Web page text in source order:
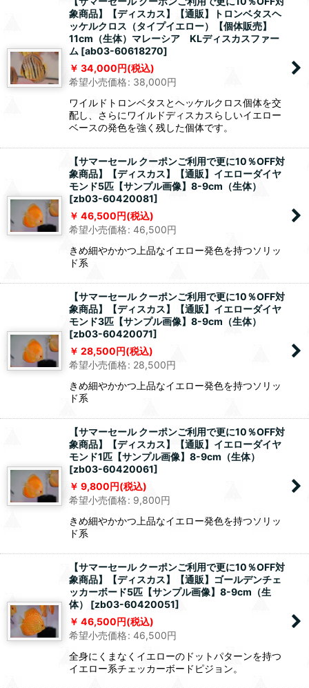
象商品】【ディスカス】【通販】トロンベタスヘ
ッケルクロス（タイプイエロー）【個体販売】
11cm（生体）マレーシア KLディスカスファー
ム [ab03-60618270]
34,000円(税込)
希望小売価格: 38,000円
ワイルドトロンベタスとヘッケルクロス個体を交
配し、さらにワイルドディスカスらしいイエロー
ベースの発色を強く残した個体です。
【サマーセール クーポンご利用で更に10％OFF対
象商品】【ディスカス】【通販】イエローダイヤ
モンド5匹【サンプル画像】8-9cm（生体）
[zb03-60420081]
46,500円(税込)
希望小売価格: 46,500円
きめ細やかかつ上品なイエロー発色を持つソリッ
ド系
【サマーセール クーポンご利用で更に10％OFF対
象商品】【ディスカス】【通販】イエローダイヤ
モンド3匹【サンプル画像】8-9cm（生体）
[zb03-60420071]
28,500円(税込)
希望小売価格: 28,500円
きめ細やかかつ上品なイエロー発色を持つソリッ
ド系
【サマーセール クーポンご利用で更に10％OFF対
象商品】【ディスカス】【通販】イエローダイヤ
モンド1匹【サンプル画像】8-9cm（生体）
[zb03-60420061]
9,800円(税込)
希望小売価格: 9,800円
きめ細やかかつ上品なイエロー発色を持つソリッ
ド系
【サマーセール クーポンご利用で更に10％OFF対
象商品】【ディスカス】【通販】ゴールデンチェ
ッカーボード5匹【サンプル画像】8-9cm（生
体）
[zb03-60420051]
46,500円(税込)
希望小売価格: 46,500円
全身にくまなくイエローのドットパターンを持つ
イエロー系チェッカーボードピジョン。